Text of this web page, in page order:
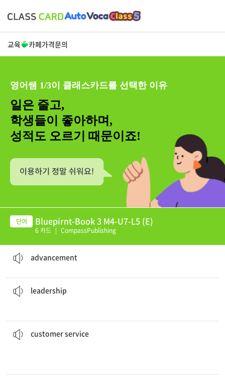
교육 카페가격문의
영어쌤 1/3이 클래스카드를 선택한 이유
일은 줄고,
학생들이 좋아하며,
성적도 오르기 때문이죠!
Bluepirnt-Book 3 M4-U7-L5 (E)
6 카드 | CompassPublishing
advancement
leadership
customer service